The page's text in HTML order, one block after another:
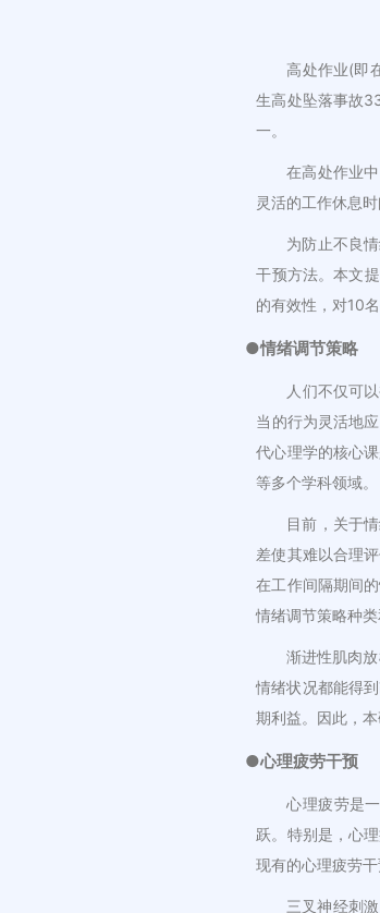
高处作业(即
生高处坠落事故
一。
在高处作业
灵活的工作休息
为防止不良
干预方法。本文
的有效性，对10
●情绪调节策略
人们不仅可
当的行为灵活地
代心理学的核心
等多个学科领域。
目前，关于
差使其难以合理
在工作间隔期间
情绪调节策略种
渐进性肌肉
情绪状况都能得
期利益。因此，
●心理疲劳干预
心理疲劳是
跃。特别是，心
现有的心理疲劳
三叉神经刺